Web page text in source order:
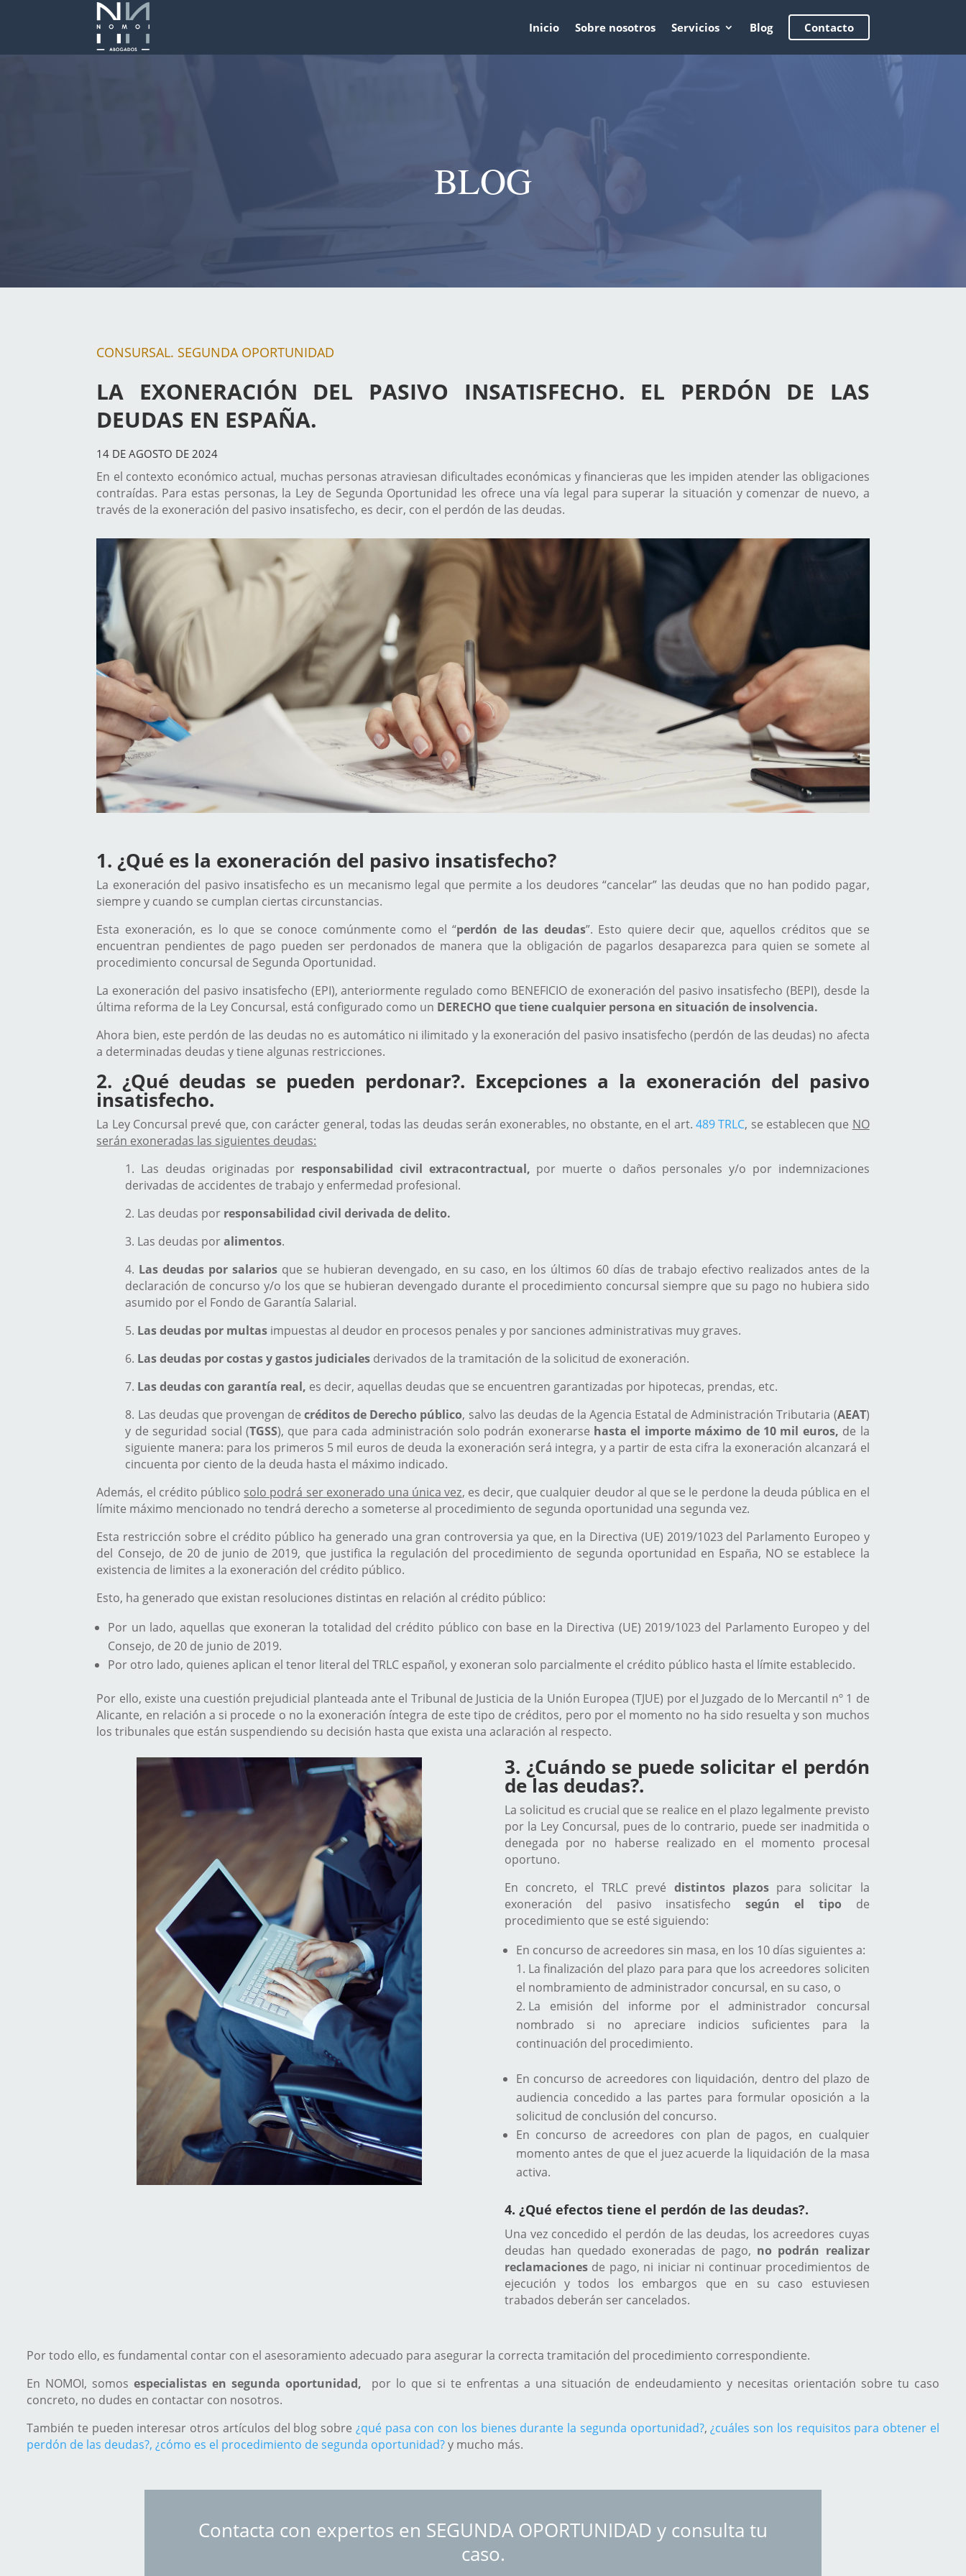
Inicio Sobre nosotros Servicios Blog Contacto
BLOG
CONSURSAL. SEGUNDA OPORTUNIDAD
LA EXONERACIÓN DEL PASIVO INSATISFECHO. EL PERDÓN DE LAS
DEUDAS EN ESPAÑA.
14 DE AGOSTO DE 2024
En el contexto económico actual, muchas personas atraviesan dificultades económicas y financieras que les impiden atender las obligaciones
contraídas. Para estas personas, la Ley de Segunda Oportunidad les ofrece una vía legal para superar la situación y comenzar de nuevo, a
través de la exoneración del pasivo insatisfecho, es decir, con el perdón de las deudas.
1. ¿Qué es la exoneración del pasivo insatisfecho?
La exoneración del pasivo insatisfecho es un mecanismo legal que permite a los deudores “cancelar” las deudas que no han podido pagar,
siempre y cuando se cumplan ciertas circunstancias.
Esta exoneración, es lo que se conoce comúnmente como el “perdón de las deudas”. Esto quiere decir que, aquellos créditos que se
encuentran pendientes de pago pueden ser perdonados de manera que la obligación de pagarlos desaparezca para quien se somete al
procedimiento concursal de Segunda Oportunidad.
La exoneración del pasivo insatisfecho (EPI), anteriormente regulado como BENEFICIO de exoneración del pasivo insatisfecho (BEPI), desde la
última reforma de la Ley Concursal, está configurado como un DERECHO que tiene cualquier persona en situación de insolvencia.
Ahora bien, este perdón de las deudas no es automático ni ilimitado y la exoneración del pasivo insatisfecho (perdón de las deudas) no afecta
a determinadas deudas y tiene algunas restricciones.
2. ¿Qué deudas se pueden perdonar?. Excepciones a la exoneración del pasivo
insatisfecho.
La Ley Concursal prevé que, con carácter general, todas las deudas serán exonerables, no obstante, en el art. 489 TRLC, se establecen que NO
serán exoneradas las siguientes deudas:
1. Las deudas originadas por responsabilidad civil extracontractual, por muerte o daños personales y/o por indemnizaciones
derivadas de accidentes de trabajo y enfermedad profesional.
2. Las deudas por responsabilidad civil derivada de delito.
3. Las deudas poralimentos.
4. Las deudas por salarios que se hubieran devengado, en su caso, en los últimos 60 días de trabajo efectivo realizados antes de la
declaración de concurso y/o los que se hubieran devengado durante el procedimiento concursal siempre que su pago no hubiera sido
asumido por el Fondo de Garantía Salarial.
5. Las deudas por multas impuestas al deudor en procesos penales y por sanciones administrativas muy graves.
6. Las deudas por costas y gastos judiciales derivados de la tramitación de la solicitud de exoneración.
7. Las deudas con garantía real, es decir, aquellas deudas que se encuentren garantizadas por hipotecas, prendas, etc.
8. Las deudas que provengan de créditos de Derecho público, salvo las deudas de la Agencia Estatal de Administración Tributaria (AEAT)
y de seguridad social (TGSS), que para cada administración solo podrán exonerarse hasta el importe máximo de 10 mil euros, de la
siguiente manera: para los primeros 5 mil euros de deuda la exoneración será integra, y a partir de esta cifra la exoneración alcanzará el
cincuenta por ciento de la deuda hasta el máximo indicado.
Además, el crédito público solo podrá ser exonerado una única vez, es decir, que cualquier deudor al que se le perdone la deuda pública en el
límite máximo mencionado no tendrá derecho a someterse al procedimiento de segunda oportunidad una segunda vez.
Esta restricción sobre el crédito público ha generado una gran controversia ya que, en la Directiva (UE) 2019/1023 del Parlamento Europeo y
del Consejo, de 20 de junio de 2019, que justifica la regulación del procedimiento de segunda oportunidad en España, NO se establece la
existencia de limites a la exoneración del crédito público.
Esto, ha generado que existan resoluciones distintas en relación al crédito público:
Por un lado, aquellas que exoneran la totalidad del crédito público con base en la Directiva (UE) 2019/1023 del Parlamento Europeo y del
Consejo, de 20 de junio de 2019.
Por otro lado, quienes aplican el tenor literal del TRLC español, y exoneran solo parcialmente el crédito público hasta el límite establecido.
Por ello, existe una cuestión prejudicial planteada ante el Tribunal de Justicia de la Unión Europea (TJUE) por el Juzgado de lo Mercantil nº 1 de
Alicante, en relación a si procede o no la exoneración íntegra de este tipo de créditos, pero por el momento no ha sido resuelta y son muchos
los tribunales que están suspendiendo su decisión hasta que exista una aclaración al respecto.
3. ¿Cuándo se puede solicitar el perdón
de las deudas?.
La solicitud es crucial que se realice en el plazo legalmente previsto
por la Ley Concursal, pues de lo contrario, puede ser inadmitida o
denegada por no haberse realizado en el momento procesal
oportuno.
En concreto, el TRLC prevé distintos plazospara solicitar la
exoneración del pasivo insatisfecho según el tipo de
procedimiento que se esté siguiendo:
En concurso de acreedores sin masa, en los 10 días siguientes a:
La finalización del plazo para para que los acreedores soliciten
el nombramiento de administrador concursal, en su caso, o
La emisión del informe por el administrador concursal
nombrado si no apreciare indicios suficientes para la
continuación del procedimiento.
En concurso de acreedores con liquidación, dentro del plazo de
audiencia concedido a las partes para formular oposición a la
solicitud de conclusión del concurso.
En concurso de acreedores con plan de pagos, en cualquier
momento antes de que el juez acuerde la liquidación de la masa
activa.
4. ¿Qué efectos tiene el perdón de las deudas?.
Una vez concedido el perdón de las deudas, los acreedores cuyas
deudas han quedado exoneradas de pago, no podrán realizar
reclamacionesde pago, ni iniciar ni continuar procedimientos de
ejecución y todos los embargos que en su caso estuviesen
trabados deberán ser cancelados.
Por todo ello, es fundamental contar con el asesoramiento adecuado para asegurar la correcta tramitación del procedimiento correspondiente.
En NOMOI, somos especialistas en segunda oportunidad,
por lo que si te enfrentas a una situación de endeudamiento y necesitas orientación sobre tu caso
concreto, no dudes en contactar con nosotros.
También te pueden interesar otros artículos del blog sobre ¿qué pasa con con los bienes durante la segunda oportunidad?,¿cuáles son los requisitos para obtener el
perdón de las deudas?, ¿cómo es el procedimiento de segunda oportunidad?y mucho más.
Contacta con expertos en SEGUNDA OPORTUNIDAD y consulta tu
caso.